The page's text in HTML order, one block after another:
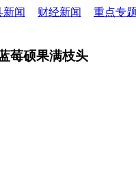
新闻 财经新闻
重点专
莓硕果满枝头